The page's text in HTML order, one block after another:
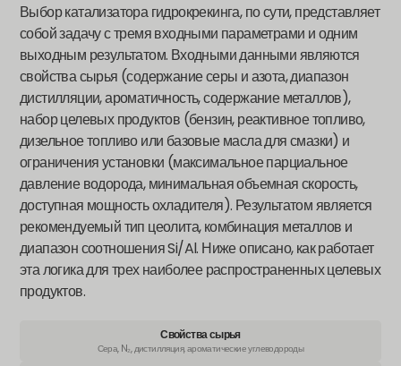
Выбор катализатора гидрокрекинга, по сути, представляет
собой задачу с тремя входными параметрами и одним
выходным результатом. Входными данными являются
свойства сырья (содержание серы и азота, диапазон
дистилляции, ароматичность, содержание металлов),
набор целевых продуктов (бензин, реактивное топливо,
дизельное топливо или базовые масла для смазки) и
ограничения установки (максимальное парциальное
давление водорода, минимальная объемная скорость,
доступная мощность охладителя). Результатом является
рекомендуемый тип цеолита, комбинация металлов и
диапазон соотношения Si/Al. Ниже описано, как работает
эта логика для трех наиболее распространенных целевых
продуктов.
Свойства сырья
Сера, N₂, дистилляция, ароматические углеводороды